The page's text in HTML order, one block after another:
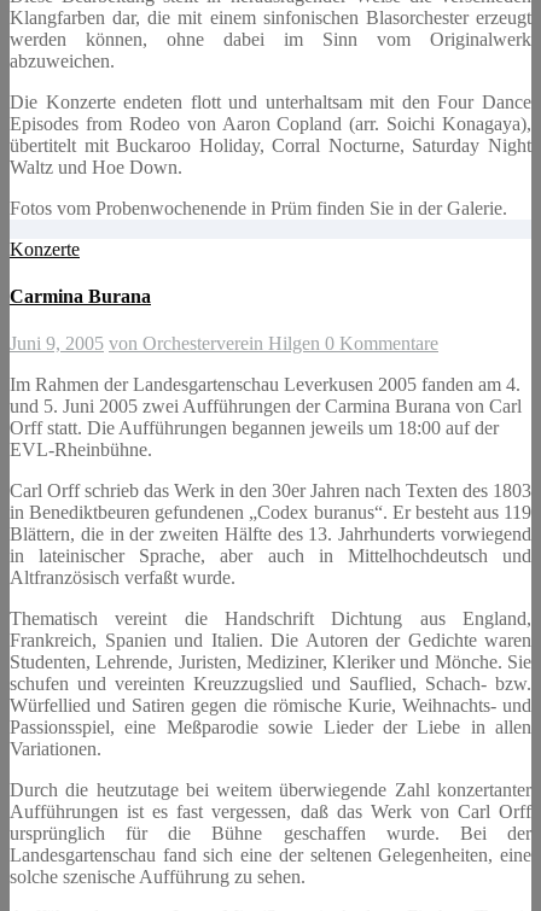
Klangfarben dar, die mit einem sinfonischen Blasorchester erzeugt
werden können, ohne dabei im Sinn vom Originalwerk
abzuweichen.
Die Konzerte endeten flott und unterhaltsam mit den Four Dance
Episodes from Rodeo von Aaron Copland (arr. Soichi Konagaya),
übertitelt mit Buckaroo Holiday, Corral Nocturne, Saturday Night
Waltz und Hoe Down.
Fotos vom Probenwochenende in Prüm finden Sie in der Galerie.
Konzerte
Carmina Burana
Juni 9, 2005 von Orchesterverein Hilgen 0 Kommentare
Im Rahmen der Landesgartenschau Leverkusen 2005 fanden am 4.
und 5. Juni 2005 zwei Aufführungen der Carmina Burana von Carl
Orff statt. Die Aufführungen begannen jeweils um 18:00 auf der
EVL-Rheinbühne.
Carl Orff schrieb das Werk in den 30er Jahren nach Texten des 1803
in Benediktbeuren gefundenen „Codex buranus“. Er besteht aus 119
Blättern, die in der zweiten Hälfte des 13. Jahrhunderts vorwiegend
in lateinischer Sprache, aber auch in Mittelhochdeutsch und
Altfranzösisch verfaßt wurde.
Thematisch vereint die Handschrift Dichtung aus England,
Frankreich, Spanien und Italien. Die Autoren der Gedichte waren
Studenten, Lehrende, Juristen, Mediziner, Kleriker und Mönche. Sie
schufen und vereinten Kreuzzugslied und Sauflied, Schach- bzw.
Würfellied und Satiren gegen die römische Kurie, Weihnachts- und
Passionsspiel, eine Meßparodie sowie Lieder der Liebe in allen
Variationen.
Durch die heutzutage bei weitem überwiegende Zahl konzertanter
Aufführungen ist es fast vergessen, daß das Werk von Carl Orff
ursprünglich für die Bühne geschaffen wurde. Bei der
Landesgartenschau fand sich eine der seltenen Gelegenheiten, eine
solche szenische Aufführung zu sehen.